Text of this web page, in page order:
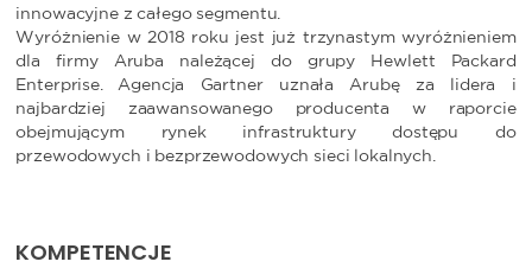
innowacyjne z całego segmentu.
Wyróżnienie w 2018 roku jest już trzynastym wyróżnieniem
dla firmy Aruba należącej do grupy Hewlett Packard
Enterprise. Agencja Gartner uznała Arubę za lidera i
najbardziej zaawansowanego producenta w raporcie
obejmującym rynek infrastruktury dostępu do
przewodowych i bezprzewodowych sieci lokalnych.
KOMPETENCJE